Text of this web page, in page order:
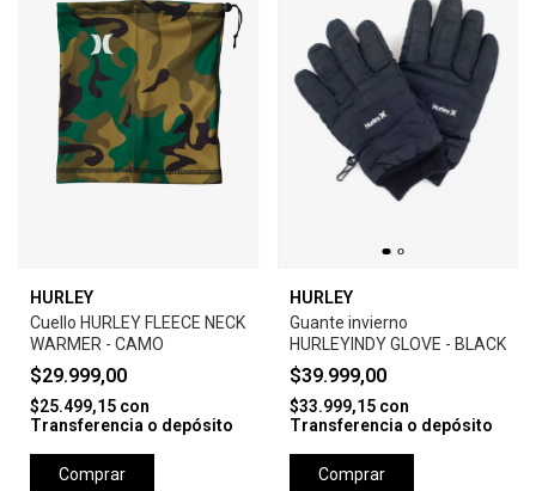
HURLEY
Cuello HURLEY FLEECE NECK
WARMER - CAMO
$29.999,00
$25.499,15 con
Transferencia o depósito
Comprar
HURLEY
Guante invierno
HURLEYINDY GLOVE - BLACK
$39.999,00
$33.999,15 con
Transferencia o depósito
Comprar